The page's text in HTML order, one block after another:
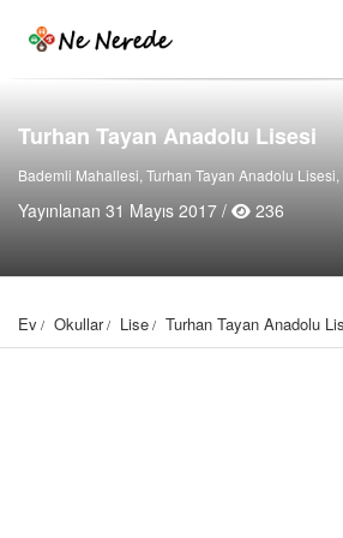
Turhan Tayan Anadolu Lisesi
Bademli Mahallesi, Turhan Tayan Anadolu
Yayınlanan 31 Mayıs 2017 / 236
Ev Okullar Lise Turhan Tayan Anadolu